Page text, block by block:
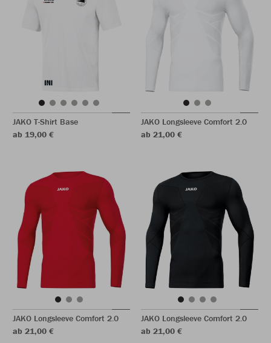
JAKO T-Shirt Base
ab 19,00 €
JAKO Longsleeve Comfort 2.0
ab 21,00 €
JAKO Longsleeve Comfort 2.0
ab 21,00 €
JAKO Longsleeve Comfort 2.0
ab 21,00 €